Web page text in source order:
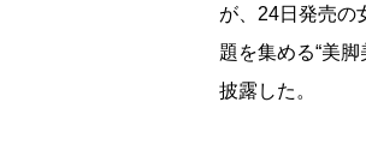
が、24日発売の
題を集める“美
披露した。